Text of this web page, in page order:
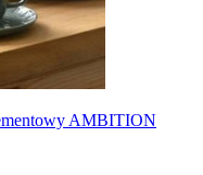
AMBITION